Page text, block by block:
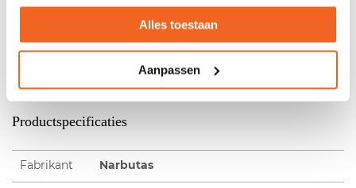
Alles toestaan
Aanpassen
Bekijk dan de kleurstalenkaart:
Velito kleurenstaalkaart
Twijfel je tussen kleuren of heb je hulp nodig bij je keuze?
Neem gerust contact met ons op. We denken graag met je
mee.
Productspecificaties
Fabrikant Narbutas